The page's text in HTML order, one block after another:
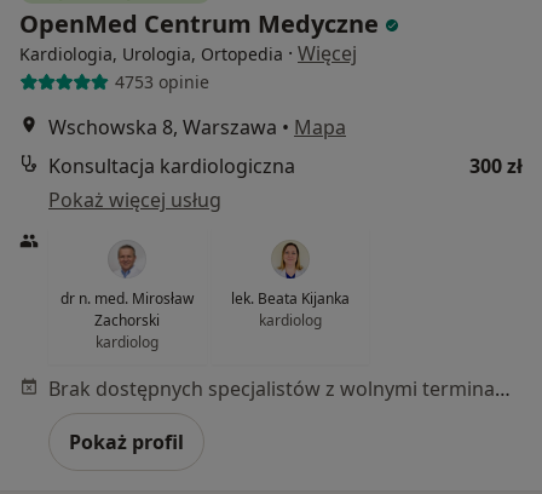
OpenMed Centrum Medyczne
Kardiologia, Urologia, Ortopedia · Więcej
4753 opinie
Wschowska 8, Warszawa • Mapa
Konsultacja kardiologiczna
300 zł
Pokaż więcej usług
dr n. med. Mirosław
Zachorski
kardiolog
lek. Beata Kijanka
kardiolog
Brak dostępnych specjalistów z wolnymi terminami w tym centrum medycznym.
Pokaż profil